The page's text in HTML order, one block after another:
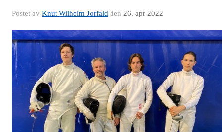
Postet av Knut Wilhelm Jorfald den 26. apr 2022